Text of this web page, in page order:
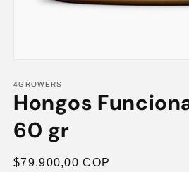
multimedia
1
en
ventana
modal
4GROWERS
Hongos
60 gr
Precio
$79.900,00 COP